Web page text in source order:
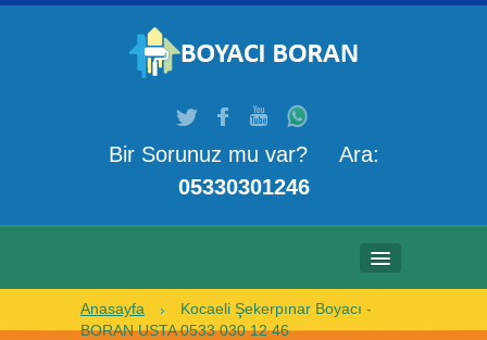
Bir Sorunuz mu var? Ara:
05330301246
ANASAYFA
Anasayfa
Kocaeli Şekerpınar Boyacı -
BORAN USTA 0533 030 12 46